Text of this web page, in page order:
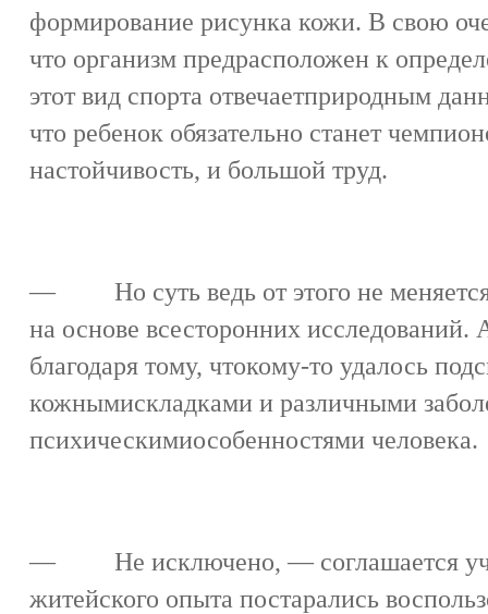
формирование рисунка кожи. В свою
что организм предрасположен к
этот вид спорта отвечаетприродным
что ребенок обязательно станет
настойчивость, и большой труд.
— Но суть ведь от этого не
на основе всесторонних исследований.
благодаря тому, чтокому-то удалось
кожнымискладками и различными
психическимиособенностями человека.
— Не исключено, — соглашается
житейского опыта постарались